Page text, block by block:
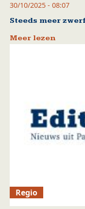
30/10/2025 - 08:07
Steeds meer
Meer lezen
Regio